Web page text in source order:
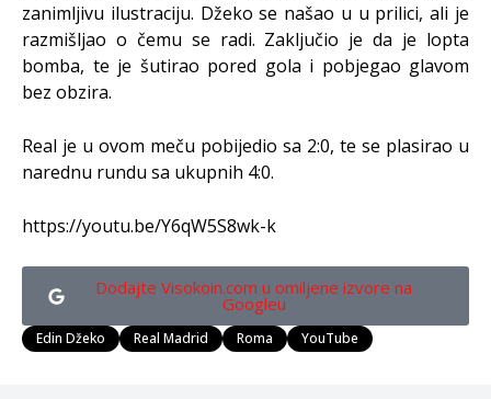
zanimljivu ilustraciju. Džeko se našao u u prilici, ali je
razmišljao o čemu se radi. Zaključio je da je lopta
bomba, te je šutirao pored gola i pobjegao glavom
bez obzira.
Real je u ovom meču pobijedio sa 2:0, te se plasirao u
narednu rundu sa ukupnih 4:0.
https://youtu.be/Y6qW5S8wk-k
Dodajte Visokoin.com u omiljene izvore na
Googleu
Edin Džeko Real Madrid Roma YouTube